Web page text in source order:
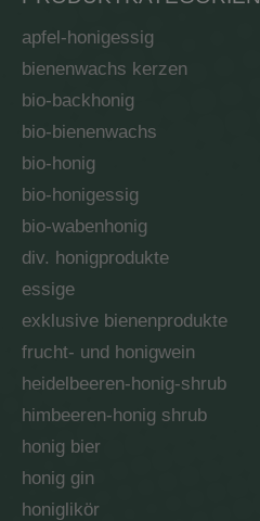
apfel-honigessig
bienenwachs kerzen
bio-backhonig
bio-bienenwachs
bio-honig
bio-honigessig
bio-wabenhonig
div. honigprodukte
essige
exklusive bienenprodukte
frucht- und honigwein
heidelbeeren-honig-shrub
himbeeren-honig shrub
honig bier
honig gin
honiglikör